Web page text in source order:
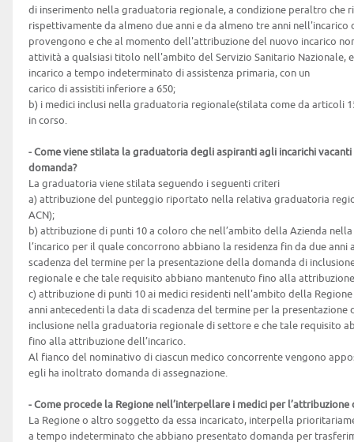
di inserimento nella graduatoria regionale, a condizione peraltro che
rispettivamente da almeno due anni e da almeno tre anni nell'incarico
provengono e che al momento dell'attribuzione del nuovo incarico
attività a qualsiasi titolo nell'ambito del Servizio Sanitario Nazionale,
incarico a tempo indeterminato di assistenza primaria, con un
carico di assistiti inferiore a 650;
b) i medici inclusi nella graduatoria regionale(stilata come da articoli
in corso.
- Come viene stilata la graduatoria degli aspiranti agli incarichi
domanda?
La graduatoria viene stilata seguendo i seguenti criteri
a) attribuzione del punteggio riportato nella relativa graduatoria
ACN);
b) attribuzione di punti 10 a coloro che nell’ambito della Azienda
l’incarico per il quale concorrono abbiano la residenza fin da due anni
scadenza del termine per la presentazione della domanda di
regionale e che tale requisito abbiano mantenuto fino alla
c) attribuzione di punti 10 ai medici residenti nell'ambito della
anni antecedenti la data di scadenza del termine per la presentazione
inclusione nella graduatoria regionale di settore e che tale requisito
fino alla attribuzione dell’incarico.
Al fianco del nominativo di ciascun medico concorrente vengono
egli ha inoltrato domanda di assegnazione.
- Come procede la Regione nell’interpellare i medici per l’attribuzione
La Regione o altro soggetto da essa incaricato, interpella
a tempo indeterminato che abbiano presentato domanda per